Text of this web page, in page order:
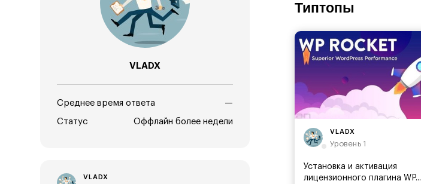
VLADX
Среднее время ответа —
Статус Оффлайн более недели
VLADX
Типтопы
VLADX
Уровень 1
Установка и активация
лицензионного плагина WP...